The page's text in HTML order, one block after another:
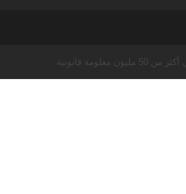
معلومة قانونية